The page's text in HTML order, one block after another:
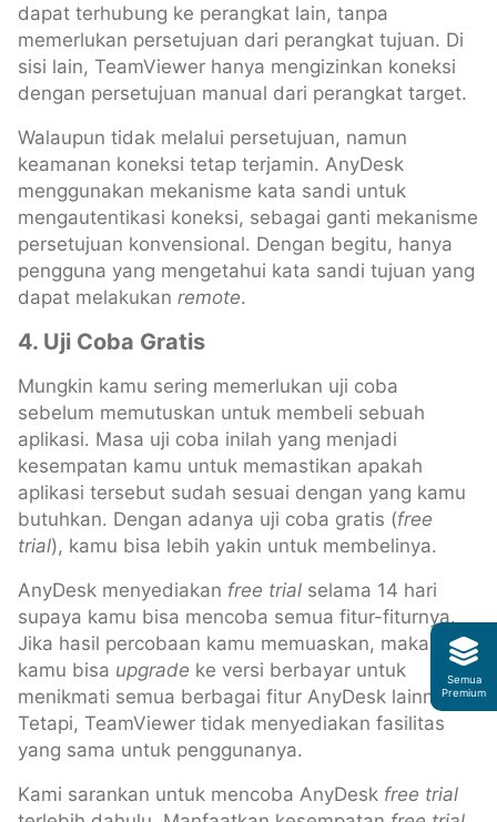
dapat terhubung ke perangkat lain, tanpa
memerlukan persetujuan dari perangkat tujuan. Di
sisi lain, TeamViewer hanya mengizinkan koneksi
dengan persetujuan manual dari perangkat target.
Walaupun tidak melalui persetujuan, namun
keamanan koneksi tetap terjamin. AnyDesk
menggunakan mekanisme kata sandi untuk
mengautentikasi koneksi, sebagai ganti mekanisme
persetujuan konvensional. Dengan begitu, hanya
pengguna yang mengetahui kata sandi tujuan yang
dapat melakukan remote.
4. Uji Coba Gratis
Mungkin kamu sering memerlukan uji coba
sebelum memutuskan untuk membeli sebuah
aplikasi. Masa uji coba inilah yang menjadi
kesempatan kamu untuk memastikan apakah
aplikasi tersebut sudah sesuai dengan yang kamu
butuhkan. Dengan adanya uji coba gratis (free
trial), kamu bisa lebih yakin untuk membelinya.
AnyDesk menyediakan free trial selama 14 hari
supaya kamu bisa mencoba semua fitur-fiturnya.
Jika hasil percobaan kamu memuaskan, maka
kamu bisa upgrade ke versi berbayar untuk
menikmati semua berbagai fitur AnyDesk lainnya.
Tetapi, TeamViewer tidak menyediakan fasilitas
yang sama untuk penggunanya.
Kami sarankan untuk mencoba AnyDesk free trial
Semua
Premium